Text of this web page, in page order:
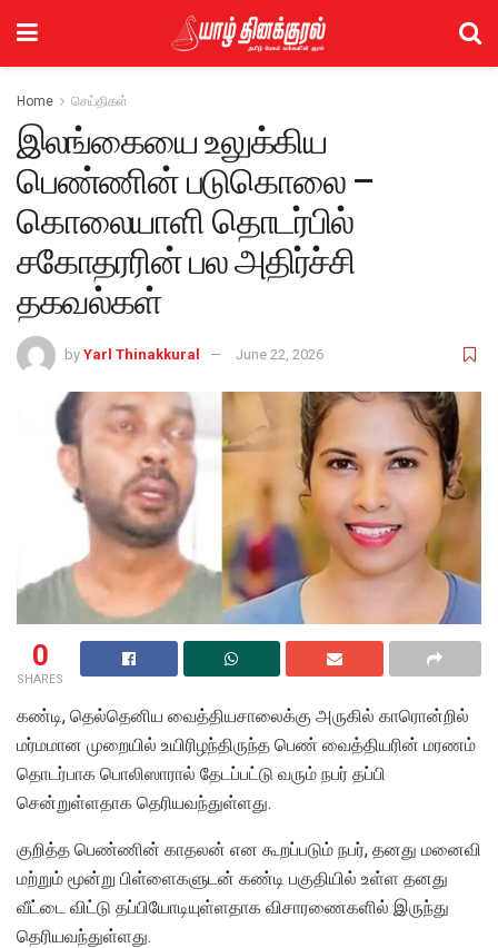
Home செய்திகள்
இலங்கையை உலுக்கிய
பெண்ணின் படுகொலை –
கொலையாளி தொடர்பில்
சகோதரரின் பல அதிர்ச்சி
தகவல்கள்
by Yarl Thinakkural June 22, 2026
0
SHARES
கண்டி, தெல்தெனிய வைத்தியசாலைக்கு அருகில் காரொன்றில்
மர்மமான முறையில் உயிரிழந்திருந்த பெண் வைத்தியரின் மரணம்
தொடர்பாக பொலிஸாரால் தேடப்பட்டு வரும் நபர் தப்பி
சென்றுள்ளதாக தெரியவந்துள்ளது.
குறித்த பெண்ணின் காதலன் என கூறப்படும் நபர், தனது மனைவி
மற்றும் மூன்று பிள்ளைகளுடன் கண்டி பகுதியில் உள்ள தனது
வீட்டை விட்டு தப்பியோடியுள்ளதாக விசாரணைகளில் இருந்து
தெரியவந்துள்ளது.